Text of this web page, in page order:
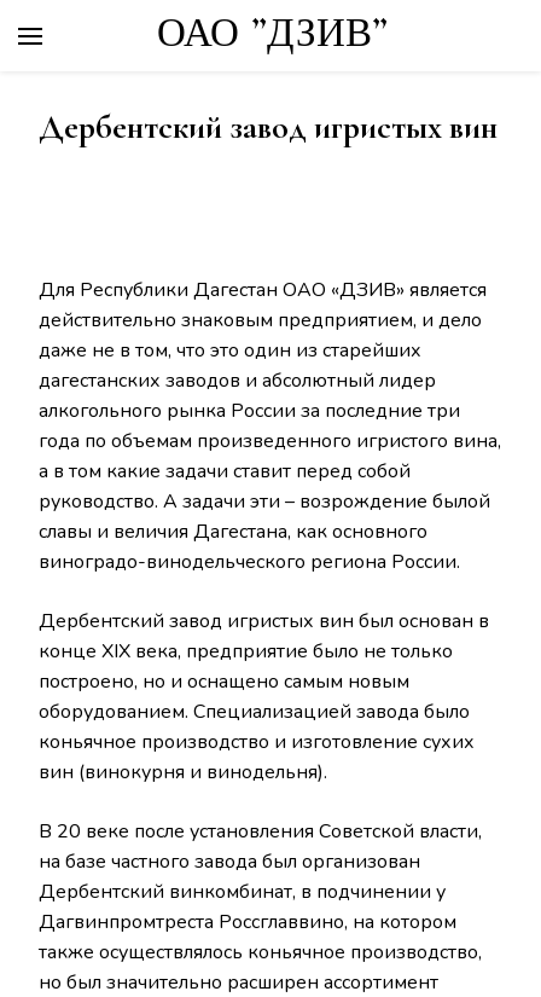
ОАО "ДЗИВ"
Дербентский завод игристых вин
Для Республики Дагестан ОАО «ДЗИВ» является
действительно знаковым предприятием, и дело
даже не в том, что это один из старейших
дагестанских заводов и абсолютный лидер
алкогольного рынка России за последние три
года по объемам произведенного игристого вина,
а в том какие задачи ставит перед собой
руководство. А задачи эти – возрождение былой
славы и величия Дагестана, как основного
виноградо-винодельческого региона России.
Дербентский завод игристых вин был основан в
конце XIX века, предприятие было не только
построено, но и оснащено самым новым
оборудованием. Специализацией завода было
коньячное производство и изготовление сухих
вин (винокурня и винодельня).
В 20 веке после установления Советской власти,
на базе частного завода был организован
Дербентский винкомбинат, в подчинении у
Дагвинпромтреста Россглаввино, на котором
также осуществлялось коньячное производство,
но был значительно расширен ассортимент